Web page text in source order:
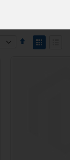
Fijar
Dirección